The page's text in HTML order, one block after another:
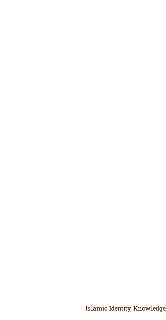
Islamic Identity, Knowledge